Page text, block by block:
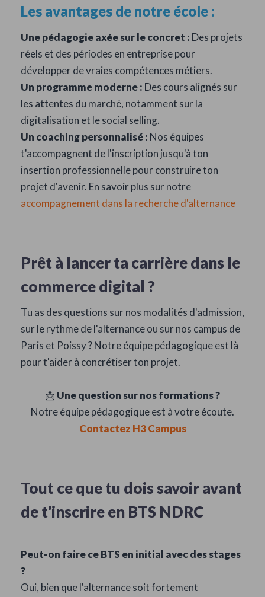
Les avantages de notre école :
Une pédagogie axée sur le concret : Des projets
réels et des périodes en entreprise pour
développer de vraies compétences métiers.
Un programme moderne : Des cours alignés sur
les attentes du marché, notamment sur la
digitalisation et le social selling.
Un coaching personnalisé : Nos équipes
t'accompagnent de l'inscription jusqu'à ton
insertion professionnelle pour construire ton
projet d'avenir. En savoir plus sur notre
accompagnement dans la recherche d'alternance
Prêt à lancer ta carrière dans le
commerce digital ?
Tu as des questions sur nos modalités d'admission,
sur le rythme de l'alternance ou sur nos campus de
Paris et Poissy ? Notre équipe pédagogique est là
pour t'aider à concrétiser ton projet.
📩 Une question sur nos formations ?
Notre équipe pédagogique est à votre écoute.
Contactez H3 Campus
Tout ce que tu dois savoir avant
de t'inscrire en BTS NDRC
Peut-on faire ce BTS en initial avec des stages
?
Oui, bien que l'alternance soit fortement